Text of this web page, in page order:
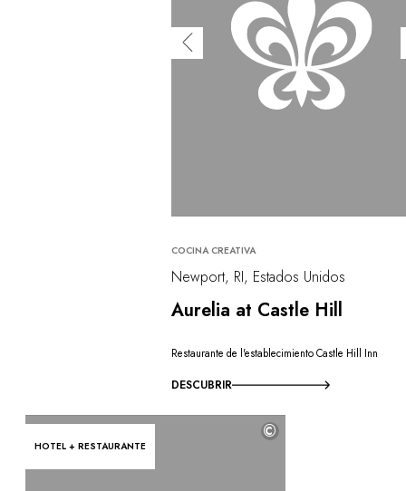
COCINA CREATIVA
Newport, RI, Estados Unidos
Aurelia at Castle Hill
Restaurante de l'establecimiento Castle Hill Inn
DESCUBRIR
HOTEL + RESTAURANTE
©